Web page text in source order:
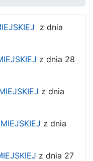
z dnia
z dnia 28
z dnia
z dnia
z dnia 27